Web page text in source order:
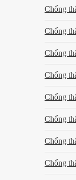
Chống
Chống
Chống
Chống
Chống
Chống
Chống
Chống